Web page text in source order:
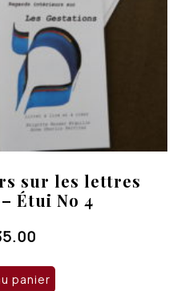
sur les lettres
Étui No 4
panier